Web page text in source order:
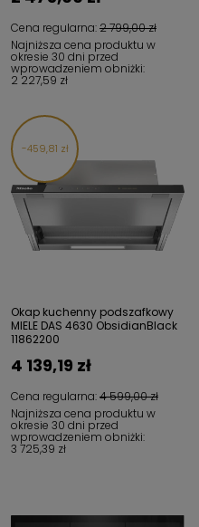
Cena regularna:2 799,00 zł
Najniższa cena produktu w
okresie 30 dni przed
wprowadzeniem obniżki:
2 227,59 zł
459,81 zł
Okap kuchenny podszafkowy
MIELE DAS 4630 ObsidianBlack
11862200
Cena regularna:4 599,00 zł
4 139,19 zł
Najniższa cena produktu w
okresie 30 dni przed
wprowadzeniem obniżki:
3 725,39 zł